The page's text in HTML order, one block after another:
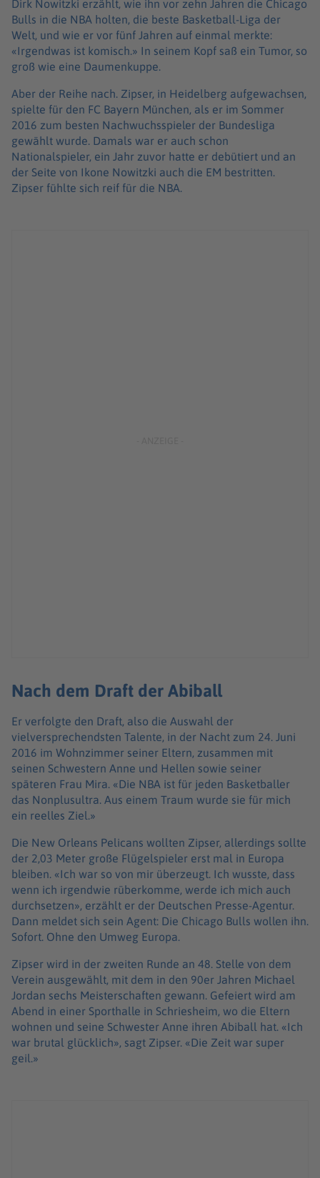
Dirk Nowitzki erzählt, wie ihn vor zehn Jahren die Chicago
Bulls in die NBA holten, die beste Basketball-Liga der
Welt, und wie er vor fünf Jahren auf einmal merkte:
«Irgendwas ist komisch.» In seinem Kopf saß ein Tumor, so
groß wie eine Daumenkuppe.
Aber der Reihe nach. Zipser, in Heidelberg aufgewachsen,
spielte für den FC Bayern München, als er im Sommer
2016 zum besten Nachwuchsspieler der Bundesliga
gewählt wurde. Damals war er auch schon
Nationalspieler, ein Jahr zuvor hatte er debütiert und an
der Seite von Ikone Nowitzki auch die EM bestritten.
Zipser fühlte sich reif für die NBA.
Nach dem Draft der Abiball
Er verfolgte den Draft, also die Auswahl der
vielversprechendsten Talente, in der Nacht zum 24. Juni
2016 im Wohnzimmer seiner Eltern, zusammen mit
seinen Schwestern Anne und Hellen sowie seiner
späteren Frau Mira. «Die NBA ist für jeden Basketballer
das Nonplusultra. Aus einem Traum wurde sie für mich
ein reelles Ziel.»
Die New Orleans Pelicans wollten Zipser, allerdings sollte
der 2,03 Meter große Flügelspieler erst mal in Europa
bleiben. «Ich war so von mir überzeugt. Ich wusste, dass
wenn ich irgendwie rüberkomme, werde ich mich auch
durchsetzen», erzählt er der Deutschen Presse-Agentur.
Dann meldet sich sein Agent: Die Chicago Bulls wollen ihn.
Sofort. Ohne den Umweg Europa.
Zipser wird in der zweiten Runde an 48. Stelle von dem
Verein ausgewählt, mit dem in den 90er Jahren Michael
Jordan sechs Meisterschaften gewann. Gefeiert wird am
Abend in einer Sporthalle in Schriesheim, wo die Eltern
wohnen und seine Schwester Anne ihren Abiball hat. «Ich
war brutal glücklich», sagt Zipser. «Die Zeit war super
geil.»